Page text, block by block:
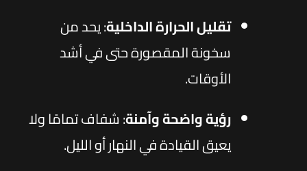
تقليل الحرارة الداخلية: يحد من
سخونة المقصورة حتى في أشد
الأوقات.
رؤية واضحة وآمنة: شفاف تمامًا ولا
يعيق القيادة في النهار أو الليل.